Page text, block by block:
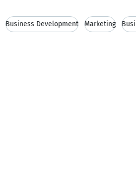
Business Development Marketing